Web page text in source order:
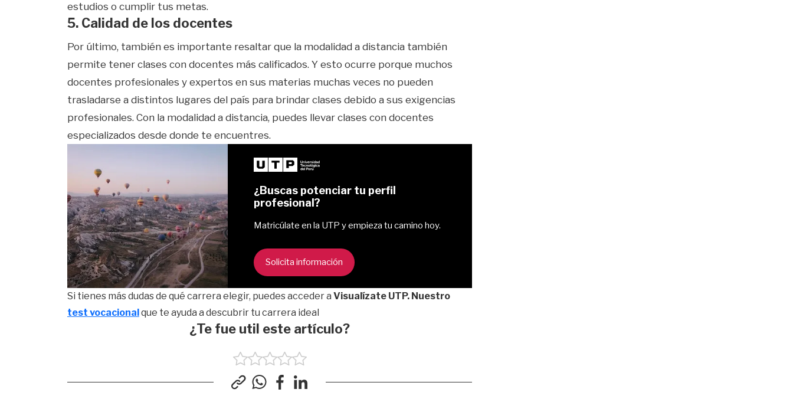
estudios o cumplir tus metas.
5. Calidad de los docentes
Por último, también es importante resaltar que la modalidad a distancia también
permite tener clases con docentes más calificados. Y esto ocurre porque muchos
docentes profesionales y expertos en sus materias muchas veces no pueden
trasladarse a distintos lugares del país para brindar clases debido a sus exigencias
profesionales. Con la modalidad a distancia, puedes llevar clases con docentes
especializados desde donde te encuentres.
¿Buscas potenciar tu perfil
profesional?
Matricúlate en la UTP y empieza tu camino hoy.
Solicita información
Si tienes más dudas de qué carrera elegir, puedes acceder a Visualízate UTP. Nuestro
test vocacional que te ayuda a descubrir tu carrera ideal
¿Te fue util este artículo?